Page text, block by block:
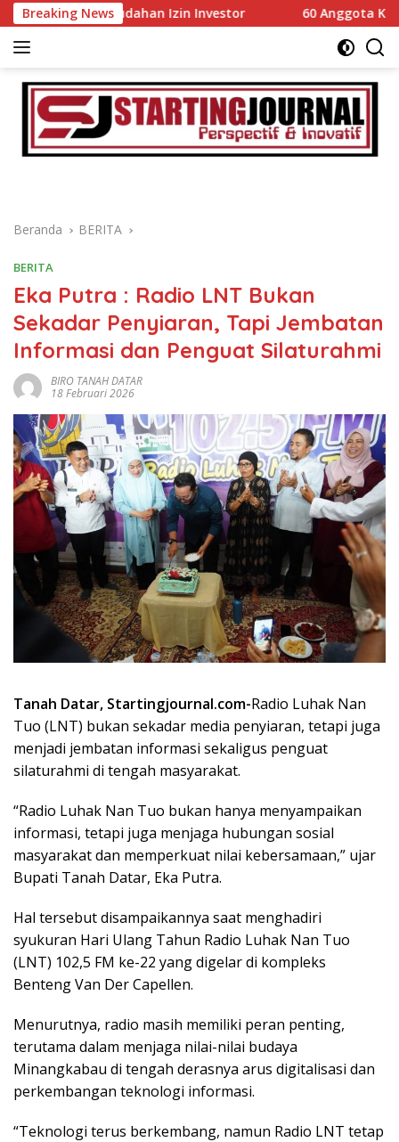
Langsung
ke
konten
Breaking NewsIzin Investor 60 Anggota Kontingen
Beranda BERITA
BERITA
Eka Putra : Radio LNT Bukan
Sekadar Penyiaran, Tapi Jembatan
Informasi dan Penguat Silaturahmi
BIRO TANAH DATAR
18 Februari 2026
Tanah Datar, Startingjournal.com-Radio Luhak Nan
Tuo (LNT) bukan sekadar media penyiaran, tetapi juga
menjadi jembatan informasi sekaligus penguat
silaturahmi di tengah masyarakat.
“Radio Luhak Nan Tuo bukan hanya menyampaikan
informasi, tetapi juga menjaga hubungan sosial
masyarakat dan memperkuat nilai kebersamaan,” ujar
Bupati Tanah Datar, Eka Putra.
Hal tersebut disampaikannya saat menghadiri
syukuran Hari Ulang Tahun Radio Luhak Nan Tuo
(LNT) 102,5 FM ke-22 yang digelar di kompleks
Benteng Van Der Capellen.
Menurutnya, radio masih memiliki peran penting,
terutama dalam menjaga nilai-nilai budaya
Minangkabau di tengah derasnya arus digitalisasi dan
perkembangan teknologi informasi.
“Teknologi terus berkembang, namun Radio LNT tetap